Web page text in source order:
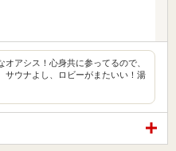
オアシス！心身共に参ってるので、
サウナよし、ロビーがまたいい！湯